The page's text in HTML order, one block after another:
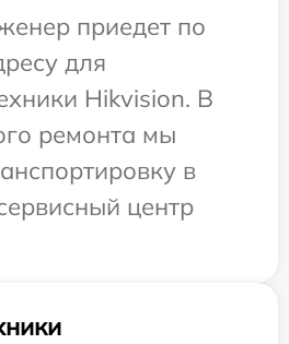
приедет по
для
Hikvision. В
ремонта мы
в
центр